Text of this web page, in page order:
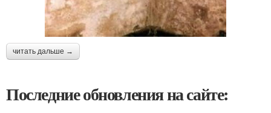
читать дальше →
Последние обновления на сайте: